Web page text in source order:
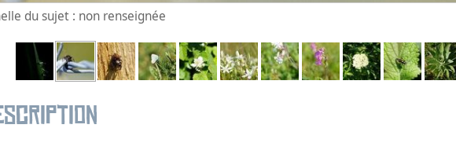
du sujet : non renseignée